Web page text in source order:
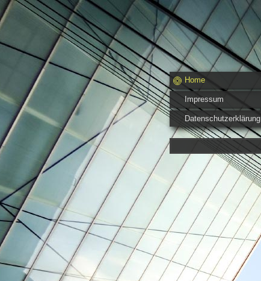
Home
Impressum
Datenschutzerklärung